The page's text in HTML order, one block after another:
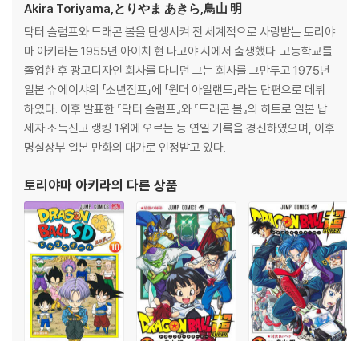
Akira Toriyama,とりやま あきら,鳥山 明
닥터 슬럼프와 드래곤 볼을 탄생시켜 전 세계적으로 사랑받는 토리야
마 아키라는 1955년 아이치 현 나고야 시에서 출생했다. 고등학교를
졸업한 후 광고디자인 회사를 다니던 그는 회사를 그만두고 1975년
일본 슈에이샤의 「소년점프」에 「원더 아일랜드」라는 단편으로 데뷔
하였다. 이후 발표한 『닥터 슬럼프』와 『드래곤 볼』의 히트로 일본 납
세자 소득신고 랭킹 1위에 오르는 등 연일 기록을 경신하였으며, 이후
명실상부 일본 만화의 대가로 인정받고 있다.
토리야마 아키라의 다른 상품